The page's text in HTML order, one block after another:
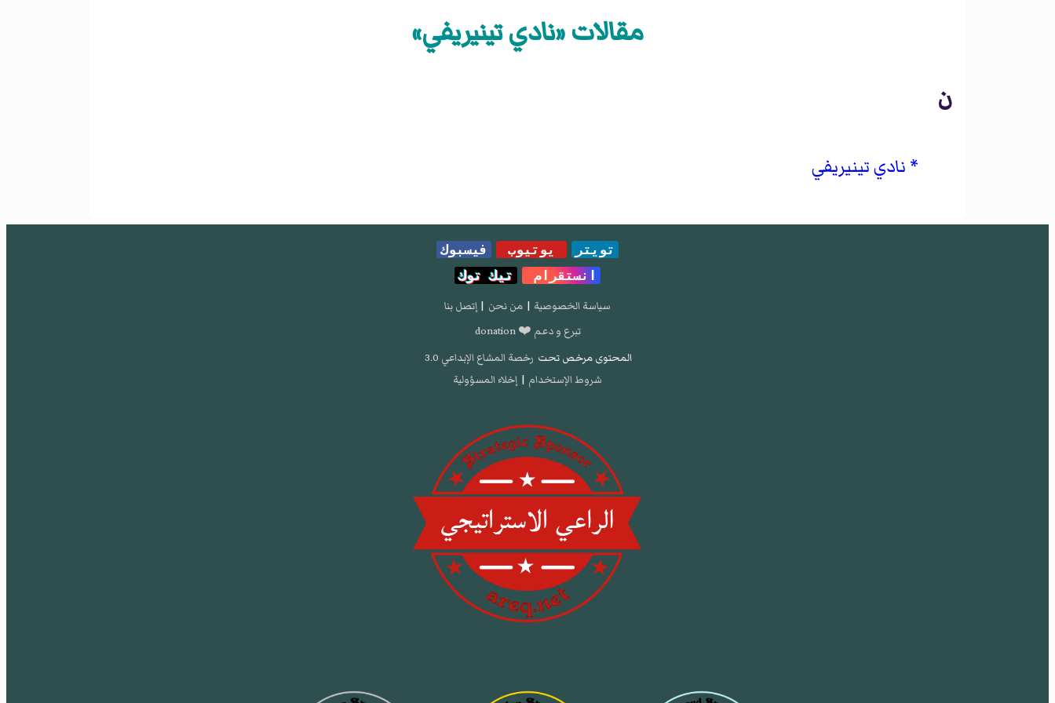
مقالات «نادي تينيريفي»
ن
نادي تينيريفي
تويتر يوتيوب
فيسبوك
انستقرام
تيك توك
سياسة الخصوصية | من نحن | إتصل بنا
تبرع و دعم ❤️ donation
المحتوى مرخص تحت رخصة المشاع الإبداعي 3.0
شروط الإستخدام | إخلاء المسؤولية